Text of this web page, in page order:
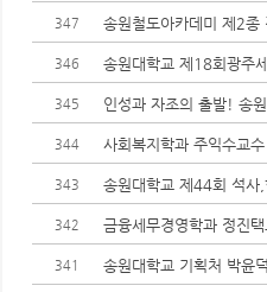
347 송원철도아카데미 제2
346 송원대학교 제18회광주
345 인성과 자조의 출발! 송
344 사회복지학과 주익수교
343 송원대학교 제44회 석사
342 금융세무경영학과 정진
341 송원대학교 기획처 박윤